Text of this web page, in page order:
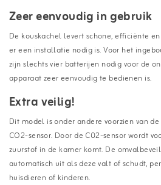
Zeer eenvoudig in gebruik
De kouskachel levert schone, efficiënte
er een installatie nodig is. Voor het
zijn slechts vier batterijen nodig voor de
apparaat zeer eenvoudig te bedienen is.
Extra veilig!
Dit model is onder andere voorzien van
CO2-sensor. Door de C02-sensor wordt
zuurstof in de kamer komt. De
automatisch uit als deze valt of schudt,
huisdieren of kinderen.